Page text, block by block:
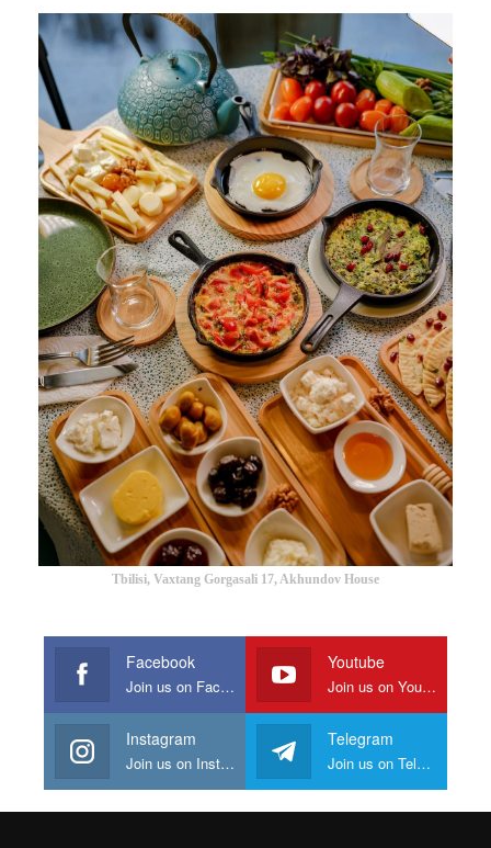
Tbilisi, Vaxtang Gorgasali 17, Akhundov House
Facebook
Join us on Facebook
Youtube
Join us on Youtube
Instagram
Join us on Instagram
Telegram
Join us on Telegram